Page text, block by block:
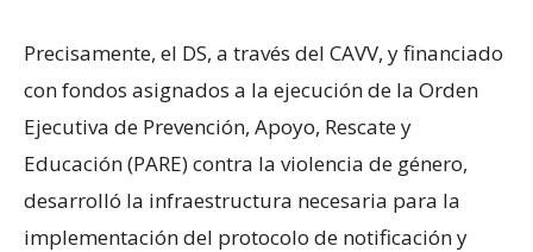
Precisamente, el DS, a través del CAVV, y financiado
con fondos asignados a la ejecución de la Orden
Ejecutiva de Prevención, Apoyo, Rescate y
Educación (PARE) contra la violencia de género,
desarrolló la infraestructura necesaria para la
implementación del protocolo de notificación y